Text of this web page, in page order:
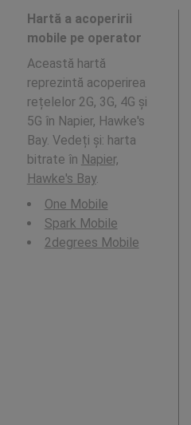
Hartă a acoperirii
mobile pe operator
Această hartă
reprezintă acoperirea
rețelelor 2G, 3G, 4G și
5G în Napier, Hawke's
Bay. Vedeți și: harta
bitrate în Napier,
Hawke's Bay.
One Mobile
Spark Mobile
2degrees Mobile